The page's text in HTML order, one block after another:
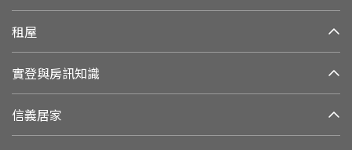
租屋
實登與房訊知識
信義居家